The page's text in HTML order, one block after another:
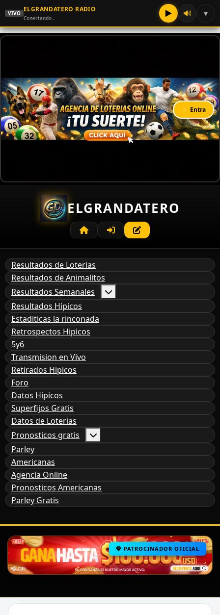
VIVO
ELGRANDATERO RADIO
Conectando… ▶ 🔊 ▾
⚡ Entra
ELGRANDATERO
Resultados de Loterias
Resultados de Animalitos
Resultados Semanales
Resultados Hipicos
Estaditicas la rinconada
Retrospectos Hipicos
5y6
Transmision en Vivo
Retirados Hipicos
Foro
Datos Hipicos
Superfijos Gratis
Datos de Loterias
Pronosticos gratis
Parley
Americanas
Agencia Online
Pronosticos Americanas
Parley Gratis
PATROCINADOR OFICIAL